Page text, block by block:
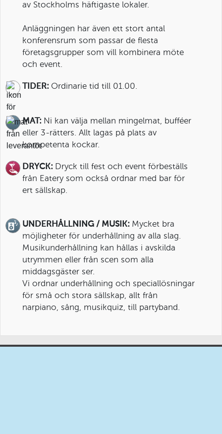
av Stockholms häftigaste lokaler.
Anläggningen har även ett stort antal
konferensrum som passar de flesta
företagsgrupper som vill kombinera möte
och event.
TIDER: Ordinarie tid till 01.00.
MAT: Ni kan välja mellan mingelmat, bufféer
eller 3-rätters. Allt lagas på plats av
kompetenta kockar.
DRYCK: Dryck till fest och event förbeställs
från Eatery som också ordnar med bar för
ert sällskap.
UNDERHÅLLNING / MUSIK: Mycket bra
möjligheter för underhållning av alla slag.
Musikunderhållning kan hållas i avskilda
utrymmen eller från scen som alla
middagsgäster ser.
Vi ordnar underhållning och speciallösningar
för små och stora sällskap, allt från
narpiano, sång, musikquiz, till partyband.